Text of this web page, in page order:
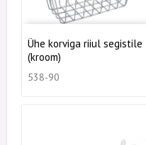
Ühe korviga riiul segistile
(kroom)
538-90